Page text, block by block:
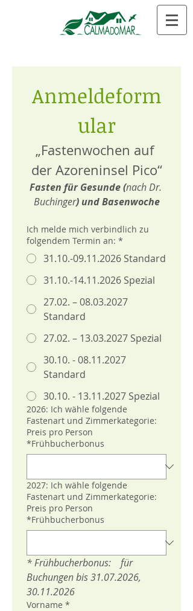
Anmeldeform
ular
„Fastenwochen auf
der Azoreninsel Pico“
Fasten für Gesunde (nach Dr.
Buchinger) und Basenwoche
Ich melde mich verbindlich zu
folgendem Termin an: *
31.10.-09.11.2026 Standard
31.10.-14.11.2026 Spezial
27.02. – 08.03.2027
Standard
27.02. – 13.03.2027 Spezial
30.10. - 08.11.2027
Standard
30.10. - 13.11.2027 Spezial
2026: Ich wähle folgende
Fastenart und Zimmerkategorie:
Preis pro Person
*Frühbucherbonus
2027: Ich wähle folgende
Fastenart und Zimmerkategorie:
Preis pro Person
*Frühbucherbonus
* Frühbucherbonus:    für
Buchungen bis 31.07.2026,
30.11.2026
Vorname *